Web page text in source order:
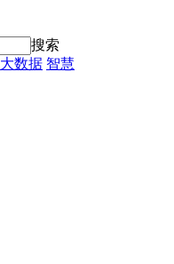
搜索
大数据 智慧